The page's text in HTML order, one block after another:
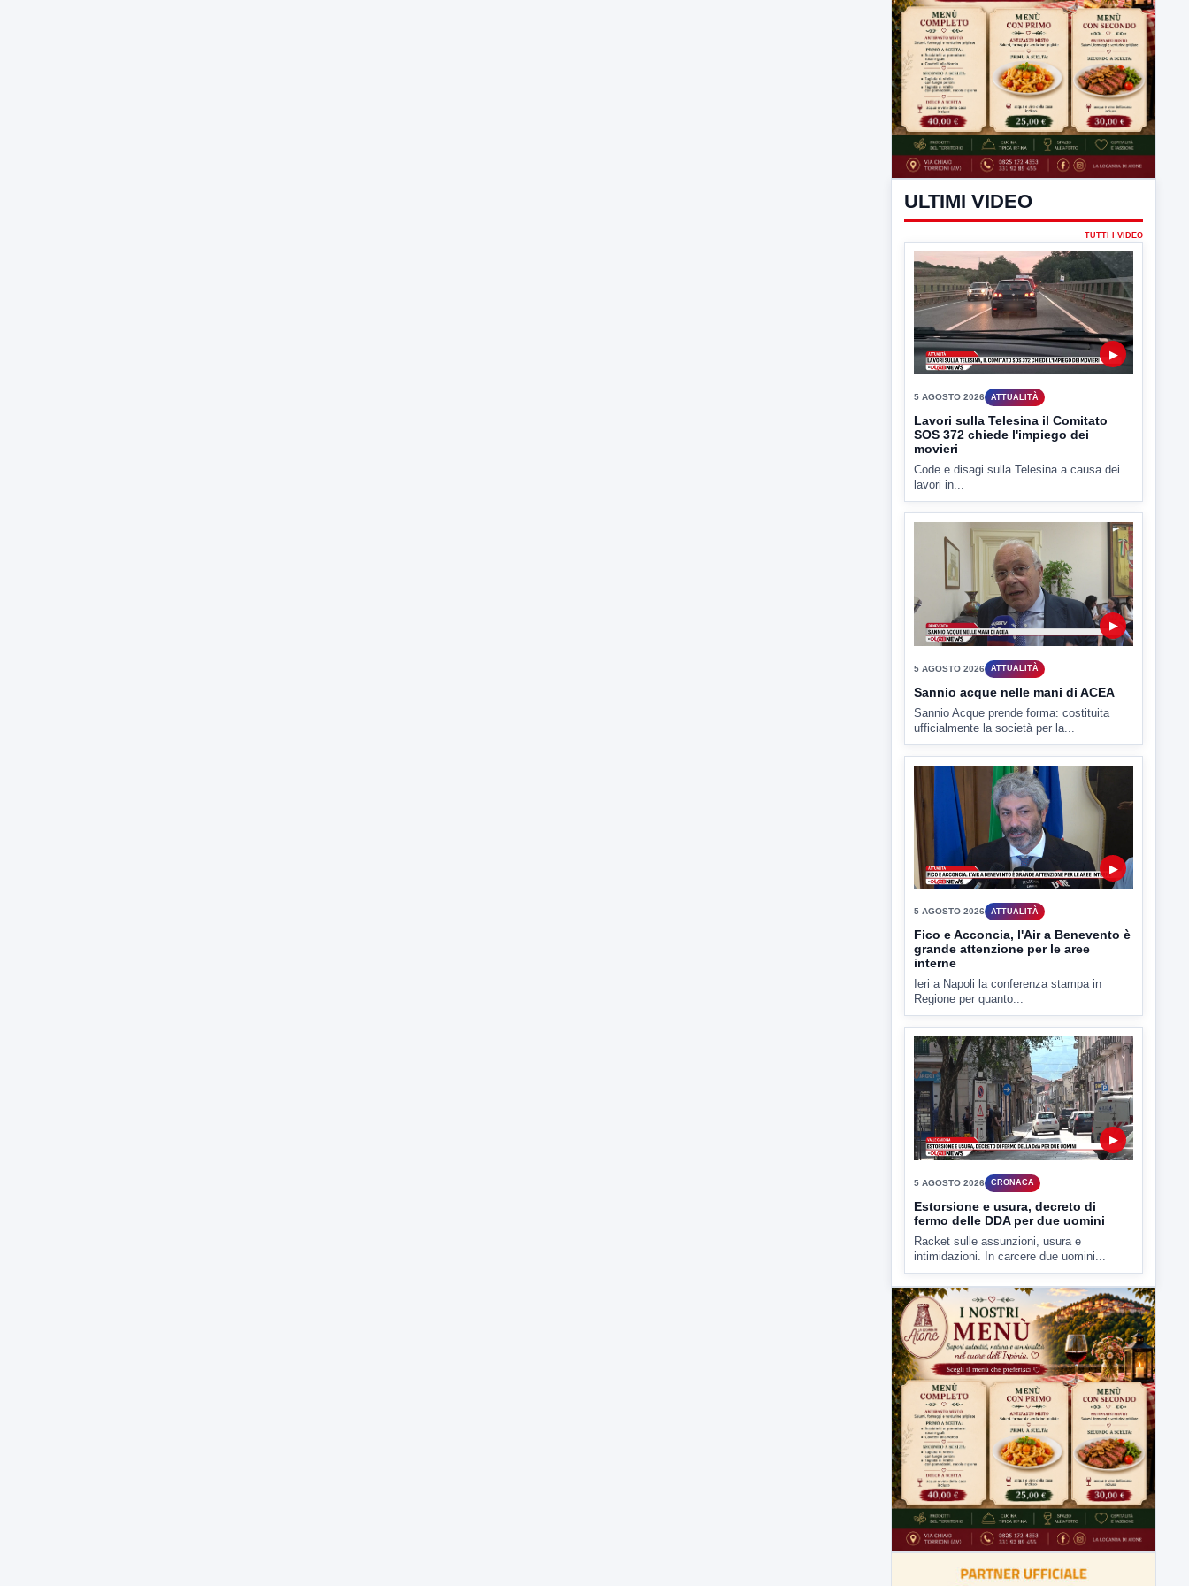
ULTIMI VIDEO
TUTTI I VIDEO
▶
5 AGOSTO 2026 ATTUALITÀ
Lavori sulla Telesina il Comitato
SOS 372 chiede l'impiego dei
movieri
Code e disagi sulla Telesina a causa dei
lavori in...
▶
5 AGOSTO 2026 ATTUALITÀ
Sannio acque nelle mani di ACEA
Sannio Acque prende forma: costituita
ufficialmente la società per la...
▶
5 AGOSTO 2026 ATTUALITÀ
Fico e Acconcia, l'Air a Benevento è
grande attenzione per le aree
interne
Ieri a Napoli la conferenza stampa in
Regione per quanto...
▶
5 AGOSTO 2026 CRONACA
Estorsione e usura, decreto di
fermo delle DDA per due uomini
Racket sulle assunzioni, usura e
intimidazioni. In carcere due uomini...